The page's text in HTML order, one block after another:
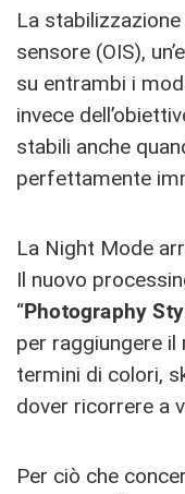
La
sensore (OIS),
su entrambi i
invece
stabili anche
perfettamente
La Night Mode
Il nuovo
“Photography
per raggiungere
termini di colori,
dover ricorrere a
Per ciò che